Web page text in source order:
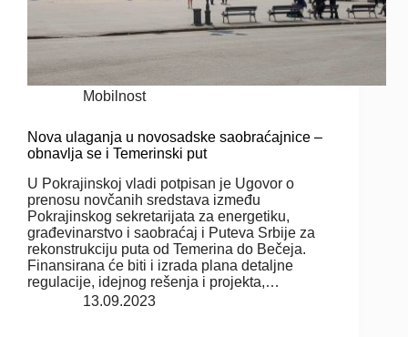
Mobilnost
Nova ulaganja u novosadske saobraćajnice –
obnavlja se i Temerinski put
U Pokrajinskoj vladi potpisan je Ugovor o
prenosu novčanih sredstava između
Pokrajinskog sekretarijata za energetiku,
građevinarstvo i saobraćaj i Puteva Srbije za
rekonstrukciju puta od Temerina do Bečeja.
Finansirana će biti i izrada plana detaljne
regulacije, idejnog rešenja i projekta,…
13.09.2023